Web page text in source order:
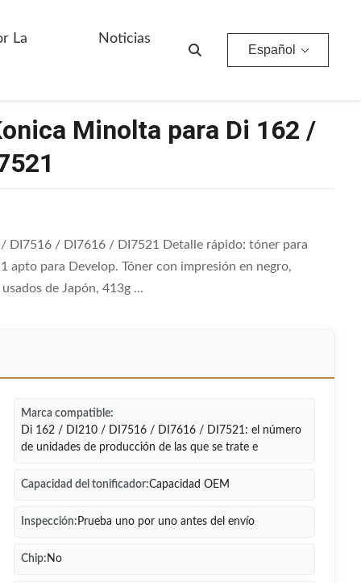
La
Noticias
Español
Minolta para Di 162 /
DI7516 / DI7616 / DI7521 Detalle rápido: tóner para
para Develop. Tóner con impresión en negro,
de Japón, 413g ...
Marca compatible:
Di 162 / DI210 / DI7516 / DI7616 / DI7521: el número
de unidades de producción de las que se trate e
Capacidad del tonificador:Capacidad OEM
Inspección: Prueba uno por uno antes del envío
Chip: No